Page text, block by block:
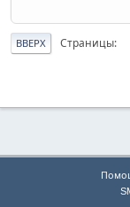
ВВЕРХ Страницы